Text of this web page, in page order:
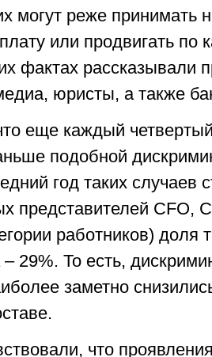
могут реже принимать
или продвигать по
фактах рассказывали
юристы, а также
еще каждый
подобной
год таких
представителей CFO,
работников) доля
29%. То есть,
заметно
что